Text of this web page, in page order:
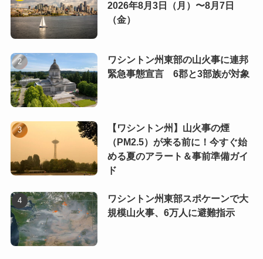
2026年8月3日（月）〜8月7日
（金）
ワシントン州東部の山火事に連邦
緊急事態宣言 6郡と3部族が対象
【ワシントン州】山火事の煙
（PM2.5）が来る前に！今すぐ始
める夏のアラート＆事前準備ガイ
ド
ワシントン州東部スポケーンで大
規模山火事、6万人に避難指示